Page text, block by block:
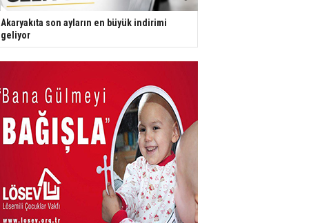
Akaryakıta son ayların en büyük indirimi
geliyor